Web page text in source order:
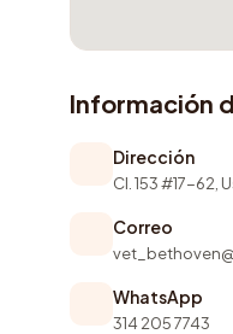
Información
Dirección
Cl. 153 #17-62,
Correo
WhatsApp
314 205 7743